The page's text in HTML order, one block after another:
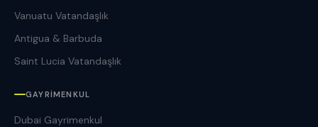
Vanuatu Vatandaşlık
Antigua & Barbuda
Saint Lucia Vatandaşlık
GAYRIMENKUL
Dubai Gayrimenkul